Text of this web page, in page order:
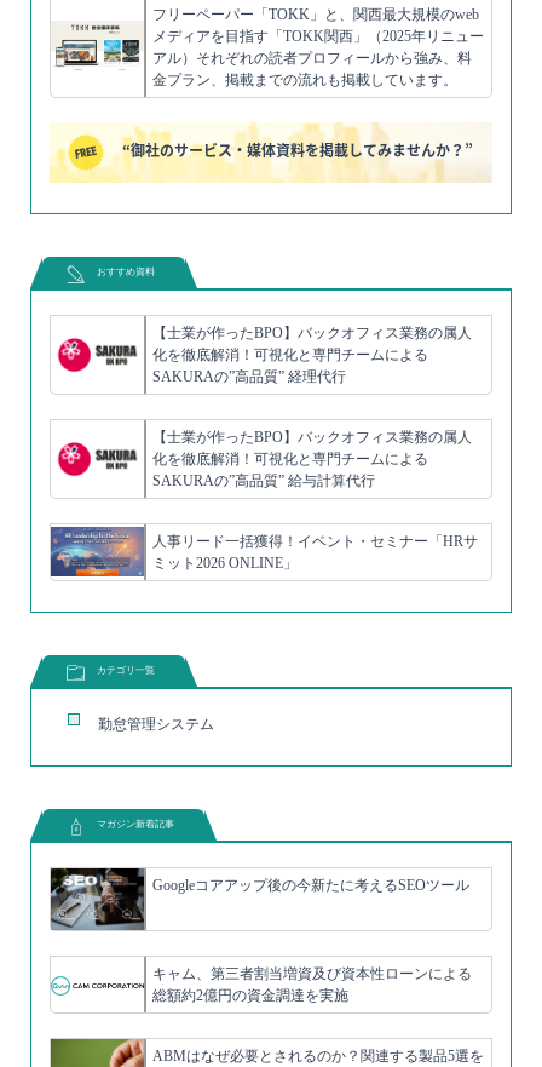
フリーペーパー「TOKK」と、関西最大規模のweb
メディアを目指す「TOKK関西」（2025年リニュー
アル）それぞれの読者プロフィールから強み、料
金プラン、掲載までの流れも掲載しています。
“御社のサービス・媒体資料を掲載してみませんか？”
おすすめ資料
【士業が作ったBPO】バックオフィス業務の属人
化を徹底解消！可視化と専門チームによる
SAKURAの”高品質” 経理代行
【士業が作ったBPO】バックオフィス業務の属人
化を徹底解消！可視化と専門チームによる
SAKURAの”高品質” 給与計算代行
人事リード一括獲得！イベント・セミナー「HRサ
ミット2026 ONLINE」
カテゴリ一覧
勤怠管理システム
マガジン新着記事
Googleコアアップ後の今新たに考えるSEOツール
キャム、第三者割当増資及び資本性ローンによる
総額約2億円の資金調達を実施
ABMはなぜ必要とされるのか？関連する製品5選を